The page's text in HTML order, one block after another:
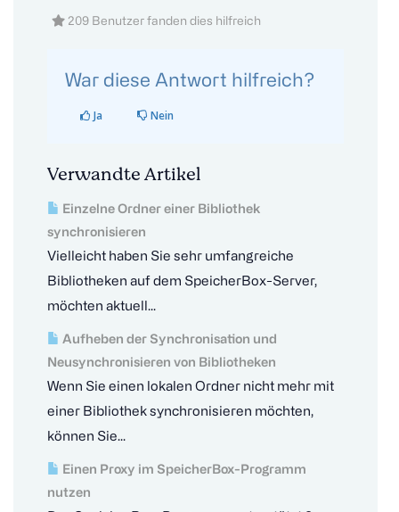
209 Benutzer fanden dies hilfreich
War diese Antwort hilfreich?
Ja Nein
Verwandte Artikel
Einzelne Ordner einer Bibliothek
synchronisieren
Vielleicht haben Sie sehr umfangreiche
Bibliotheken auf dem SpeicherBox-Server,
möchten aktuell...
Aufheben der Synchronisation und
Neusynchronisieren von Bibliotheken
Wenn Sie einen lokalen Ordner nicht mehr mit
einer Bibliothek synchronisieren möchten,
können Sie...
Einen Proxy im SpeicherBox-Programm
nutzen